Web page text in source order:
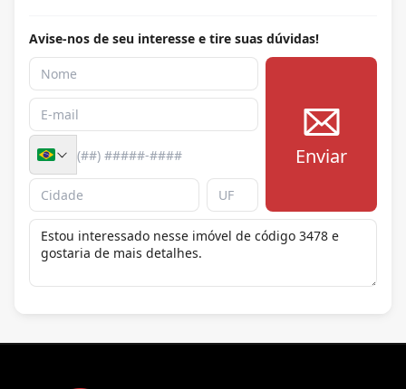
Avise-nos de seu interesse e tire suas dúvidas!
Enviar